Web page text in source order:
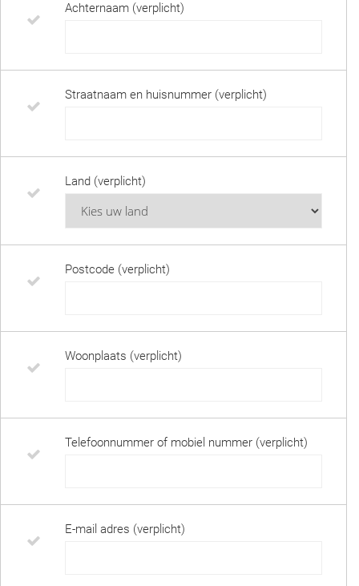
Achternaam (verplicht)
Straatnaam en huisnummer (verplicht)
Land (verplicht)
Postcode (verplicht)
Woonplaats (verplicht)
Telefoonnummer of mobiel nummer (verplicht)
E-mail adres (verplicht)